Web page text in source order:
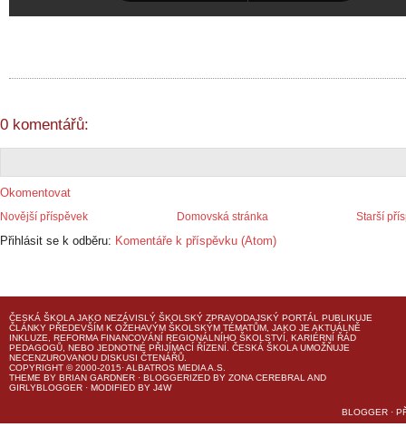
0 komentářů:
Okomentovat
Novější příspěvek Starší
Domovská stránka
Přihlásit se k odběru: Komentáře k příspěvku (Atom)
ČESKÁ ŠKOLA JAKO NEZÁVISLÝ ŠKOLSKÝ ZPRAVODAJSKÝ PORTÁL PUBLIKUJE
ČLÁNKY PŘEDEVŠÍM K OŽEHAVÝM ŠKOLSKÝM TÉMATŮM, JAKO JE AKTUÁLNĚ
INKLUZE, REFORMA FINANCOVÁNÍ REGIONÁLNÍHO ŠKOLSTVÍ, KARIÉRNÍ ŘÁD
PEDAGOGŮ, NEBO JEDNOTNÉ PŘIJÍMACÍ ŘÍZENÍ. ČESKÁ ŠKOLA UMOŽŇUJE
NECENZUROVANOU DISKUSI ČTENÁŘŮ.
COPYRIGHT © 2000-2015· ALBATROS MEDIA A.S.
THEME BY BRIAN GARDNER · BLOGGERIZED BY ZONA CEREBRAL AND
GIRLYBLOGGER · MODIFIED BY J4W
BLOGGER ·